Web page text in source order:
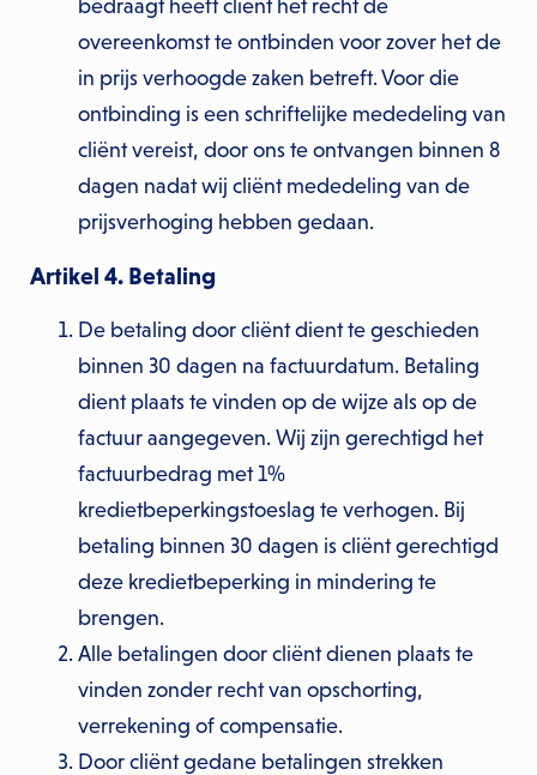
bedraagt heeft cliënt het recht de
overeenkomst te ontbinden voor zover het de
in prijs verhoogde zaken betreft. Voor die
ontbinding is een schriftelijke mededeling van
cliënt vereist, door ons te ontvangen binnen 8
dagen nadat wij cliënt mededeling van de
prijsverhoging hebben gedaan.
Artikel 4. Betaling
De betaling door cliënt dient te geschieden
binnen 30 dagen na factuurdatum. Betaling
dient plaats te vinden op de wijze als op de
factuur aangegeven. Wij zijn gerechtigd het
factuurbedrag met 1%
kredietbeperkingstoeslag te verhogen. Bij
betaling binnen 30 dagen is cliënt gerechtigd
deze kredietbeperking in mindering te
brengen.
Alle betalingen door cliënt dienen plaats te
vinden zonder recht van opschorting,
verrekening of compensatie.
Door cliënt gedane betalingen strekken